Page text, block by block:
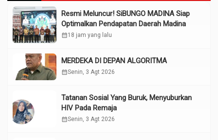
Resmi Meluncur! SiBUNGO MADINA Siap
Optimalkan Pendapatan Daerah Madina
calendar_month18 jam yang lalu
MERDEKA DI DEPAN ALGORITMA
calendar_monthSenin, 3 Agt 2026
Tatanan Sosial Yang Buruk, Menyuburkan
HIV Pada Remaja
calendar_monthSenin, 3 Agt 2026